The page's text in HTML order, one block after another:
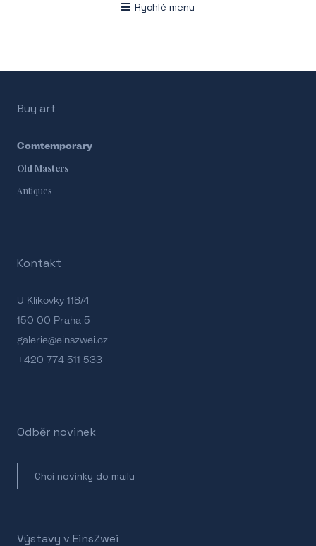
Rychlé menu
Buy art
Comtemporary
Old Masters
Antiques
Kontakt
U Klikovky 118/4
150 00 Praha 5
galerie@einszwei.cz
+420 774 511 533
Odběr novinek
Chci novinky do mailu
Výstavy v EinsZwei